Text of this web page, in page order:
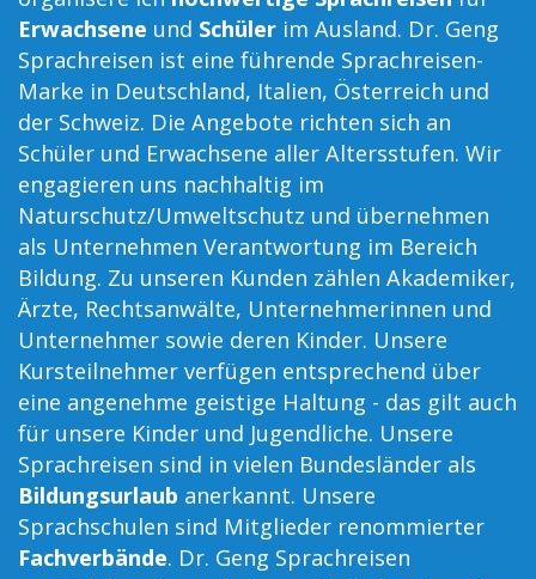
Erwachsene und Schüler im Ausland. Dr. Geng
Sprachreisen ist eine führende Sprachreisen-
Marke in Deutschland, Italien, Österreich und
der Schweiz. Die Angebote richten sich an
Schüler und Erwachsene aller Altersstufen. Wir
engagieren uns nachhaltig im
Naturschutz/Umweltschutz und übernehmen
als Unternehmen Verantwortung im Bereich
Bildung. Zu unseren Kunden zählen Akademiker,
Ärzte, Rechtsanwälte, Unternehmerinnen und
Unternehmer sowie deren Kinder. Unsere
Kursteilnehmer verfügen entsprechend über
eine angenehme geistige Haltung - das gilt auch
für unsere Kinder und Jugendliche. Unsere
Sprachreisen sind in vielen Bundesländer als
Bildungsurlaub anerkannt. Unsere
Sprachschulen sind Mitglieder renommierter
Fachverbände. Dr. Geng Sprachreisen